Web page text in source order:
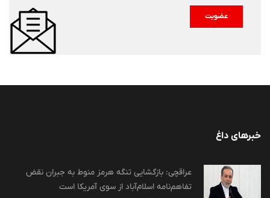
عضویت
خبرهای داغ
عراقچی: بازگشایی تنگه هرمز منوط به جبران نقض
تفاهم‌نامه اسلام‌آباد از سوی آمریکا است